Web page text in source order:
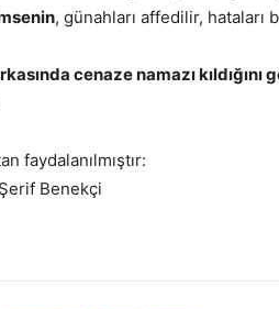
, günahları affedilir, hataları
cenaze namazı kıldığını
faydalanılmıştır:
Benekçi